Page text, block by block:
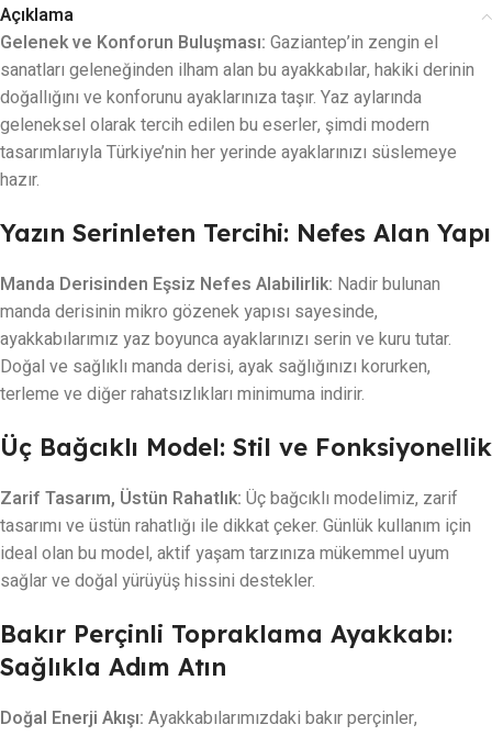
Açıklama
Gelenek ve Konforun Buluşması: Gaziantep’in zengin el
sanatları geleneğinden ilham alan bu ayakkabılar, hakiki derinin
doğallığını ve konforunu ayaklarınıza taşır. Yaz aylarında
geleneksel olarak tercih edilen bu eserler, şimdi modern
tasarımlarıyla Türkiye’nin her yerinde ayaklarınızı süslemeye
hazır.
Yazın Serinleten Tercihi: Nefes Alan Yapı
Manda Derisinden Eşsiz Nefes Alabilirlik: Nadir bulunan
manda derisinin mikro gözenek yapısı sayesinde,
ayakkabılarımız yaz boyunca ayaklarınızı serin ve kuru tutar.
Doğal ve sağlıklı manda derisi, ayak sağlığınızı korurken,
terleme ve diğer rahatsızlıkları minimuma indirir.
Üç Bağcıklı Model: Stil ve Fonksiyonellik
Zarif Tasarım, Üstün Rahatlık: Üç bağcıklı modelimiz, zarif
tasarımı ve üstün rahatlığı ile dikkat çeker. Günlük kullanım için
ideal olan bu model, aktif yaşam tarzınıza mükemmel uyum
sağlar ve doğal yürüyüş hissini destekler.
Bakır Perçinli Topraklama Ayakkabı:
Sağlıkla Adım Atın
Doğal Enerji Akışı: Ayakkabılarımızdaki bakır perçinler,